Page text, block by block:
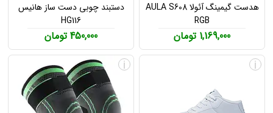
هدست گیمینگ آئولا AULA S608
RGB
1,169,000 تومان
دستبند چوبی دست ساز هانیس
HG116
450,000 تومان
i
i